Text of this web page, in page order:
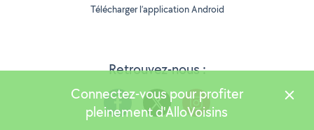
Retrouvez-nous :
Télécharger l’application Android
Connectez-vous pour profiter
pleinement d'AlloVoisins